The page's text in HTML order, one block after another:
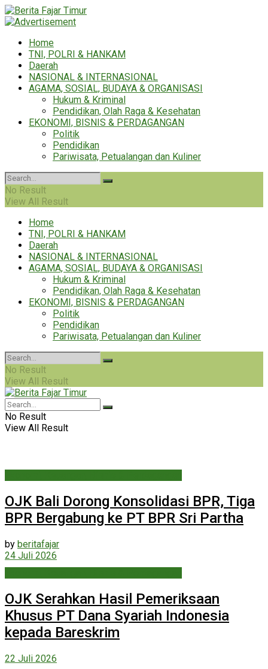
Home
TNI, POLRI & HANKAM
Daerah
NASIONAL & INTERNASIONAL
AGAMA, SOSIAL, BUDAYA & ORGANISASI
Hukum & Kriminal
Pendidikan, Olah Raga & Kesehatan
EKONOMI, BISNIS & PERDAGANGAN
Politik
Pendidikan
Pariwisata, Petualangan dan Kuliner
No Result
View All Result
Home
TNI, POLRI & HANKAM
Daerah
NASIONAL & INTERNASIONAL
AGAMA, SOSIAL, BUDAYA & ORGANISASI
Hukum & Kriminal
Pendidikan, Olah Raga & Kesehatan
EKONOMI, BISNIS & PERDAGANGAN
Politik
Pendidikan
Pariwisata, Petualangan dan Kuliner
No Result
View All Result
No Result
View All Result
OJK Bali Dorong Konsolidasi BPR, Tiga
BPR Bergabung ke PT BPR Sri Partha
by beritafajar
24 Juli 2026
OJK Serahkan Hasil Pemeriksaan
Khusus PT Dana Syariah Indonesia
kepada Bareskrim
22 Juli 2026